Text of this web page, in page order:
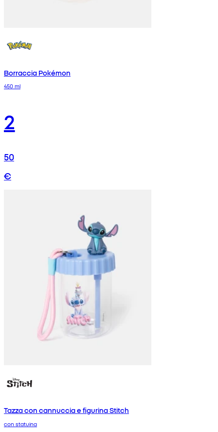
Borraccia Pokémon
450 ml
2
50
€
Tazza con cannuccia e figurina Stitch
con statuina